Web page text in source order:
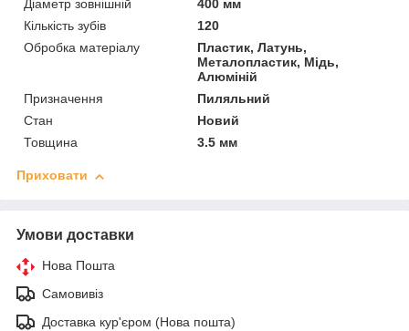
Діаметр зовнішній
400 мм
Кількість зубів
120
Обробка матеріалу
Пластик, Латунь,
Металопластик, Мідь,
Алюміній
Призначення
Пиляльний
Стан
Новий
Товщина
3.5 мм
Приховати
Умови доставки
Нова Пошта
Самовивіз
Доставка кур'єром (Нова пошта)